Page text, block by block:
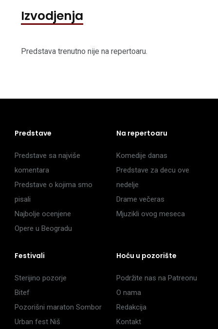
Izvodjenja
Predstava trenutno nije na repertoaru.
Predstave
Predstave sa najviše
komentara
Predstave o kojima smo
pisali
Najbolje ocenjene
Opere u Beogradu
Na repertoaru
Komedije danas
Predstave za decu ove
nedelje
Drame večeras
Mjuzikli ovog meseca
Festivali
Sterijino pozorje
Bitef
Pozorišni maraton Sombor
Urban fest Niš
Hoću u pozorište
Podržite nas na Patreonu
O nama
Redakcija
Kontakt